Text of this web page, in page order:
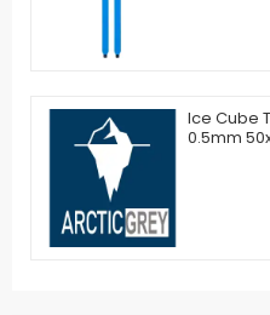
Ice Cube
0.5mm